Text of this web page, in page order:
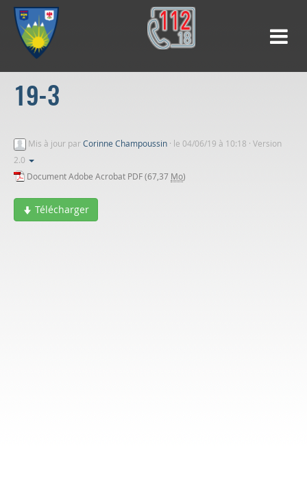
19-3
Mis à jour parCorinne Champoussin · le 04/06/19 à 10:18 · Version
2.0
Document Adobe Acrobat PDF (67,37 Mo)
Télécharger